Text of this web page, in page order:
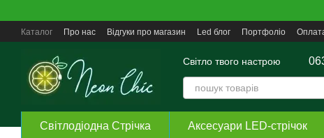
Каталог Про нас Відгуки про магазин Led блог Портфоліо
Світло твого настрою
Світлодіодна Стрічка Аксесуари LED-стрічок